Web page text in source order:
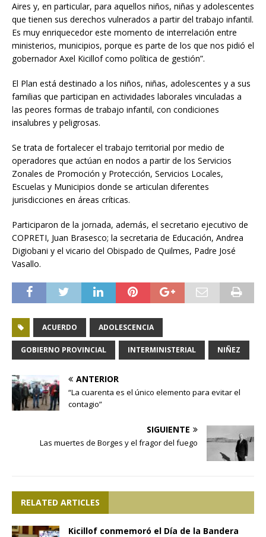
Aires y, en particular, para aquellos niños, niñas y adolescentes
que tienen sus derechos vulnerados a partir del trabajo infantil.
Es muy enriquecedor este momento de interrelación entre
ministerios, municipios, porque es parte de los que nos pidió el
gobernador Axel Kicillof como política de gestión”.
El Plan está destinado a los niños, niñas, adolescentes y a sus
familias que participan en actividades laborales vinculadas a
las peores formas de trabajo infantil, con condiciones
insalubres y peligrosas.
Se trata de fortalecer el trabajo territorial por medio de
operadores que actúan en nodos a partir de los Servicios
Zonales de Promoción y Protección, Servicios Locales,
Escuelas y Municipios donde se articulan diferentes
jurisdicciones en áreas críticas.
Participaron de la jornada, además, el secretario ejecutivo de
COPRETI, Juan Brasesco; la secretaria de Educación, Andrea
Digiobani y el vicario del Obispado de Quilmes, Padre José
Vasallo.
ACUERDO ADOLESCENCIA
GOBIERNO PROVINCIAL INTERMINISTERIAL NIÑEZ
ANTERIOR
“La cuarenta es el único elemento para evitar el
contagio”
SIGUIENTE
Las muertes de Borges y el fragor del fuego
RELATED ARTICLES
Kicillof conmemoró el Día de la Bandera